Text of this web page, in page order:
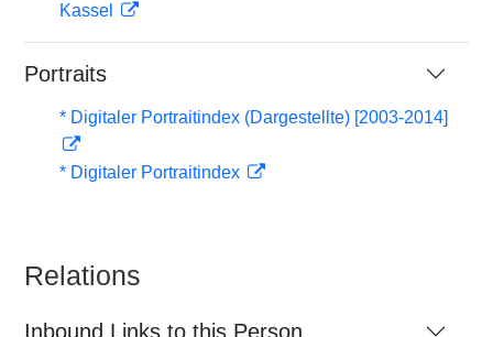
Kassel
Portraits
* Digitaler Portraitindex (Dargestellte) [2003-2014]
* Digitaler Portraitindex
Relations
Inbound Links to this Person